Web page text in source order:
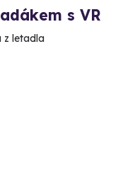
s VR
z letadla